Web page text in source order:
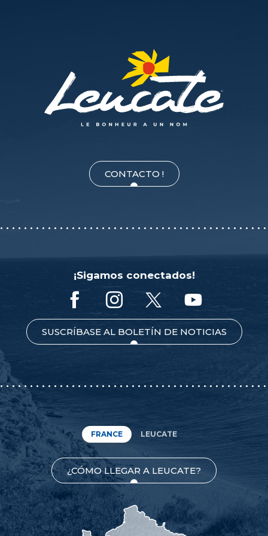
CONTACTO !
¡Sigamos conectados!
SUSCRÍBASE AL BOLETÍN DE NOTICIAS
FRANCE LEUCATE
¿CÓMO LLEGAR A LEUCATE?